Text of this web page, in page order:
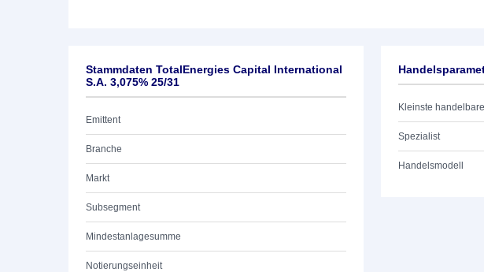
Stammdaten TotalEnergies Capital International
S.A. 3,075% 25/31
Emittent
Branche
Markt
Subsegment
Mindestanlagesumme
Notierungseinheit
Kleinste
Spezialist
Handelsmodell